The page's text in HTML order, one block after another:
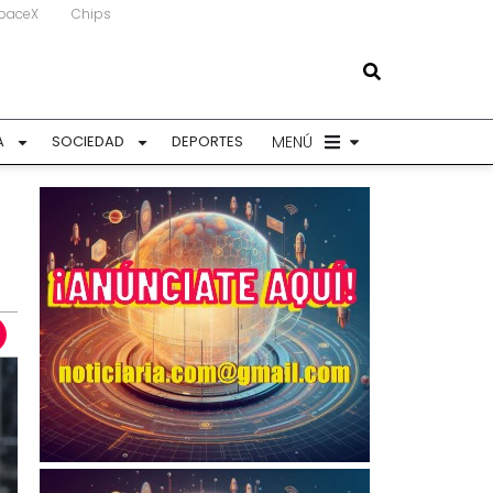
Chips
SOCIEDAD DEPORTES MENÚ